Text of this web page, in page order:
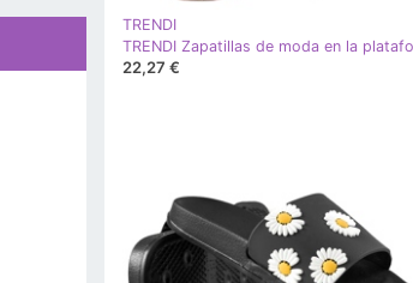
TRENDI
22,27 €